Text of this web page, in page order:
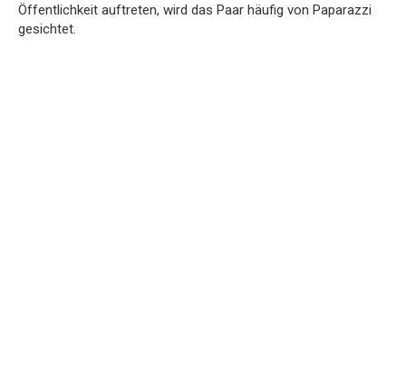
Öffentlichkeit auftreten, wird das Paar häufig von Paparazzi
gesichtet.